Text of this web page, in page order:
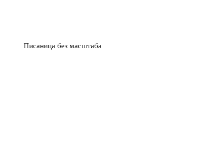
Писаница без масштаба